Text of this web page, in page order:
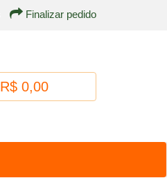
Finalizar pedido
0 - R$ 0,00